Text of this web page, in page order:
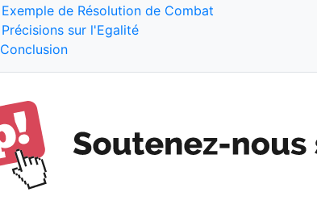
Exemple de Résolution de Combat
Précisions sur l'Egalité
Conclusion